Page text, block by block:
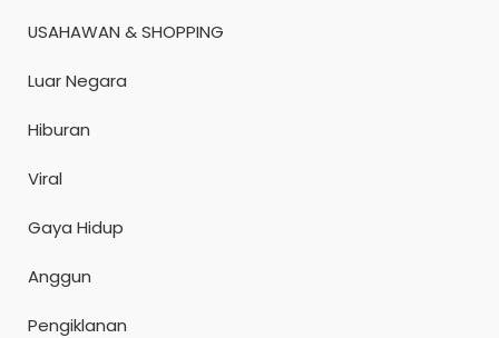
USAHAWAN & SHOPPING
Luar Negara
Hiburan
Viral
Gaya Hidup
Anggun
Pengiklanan